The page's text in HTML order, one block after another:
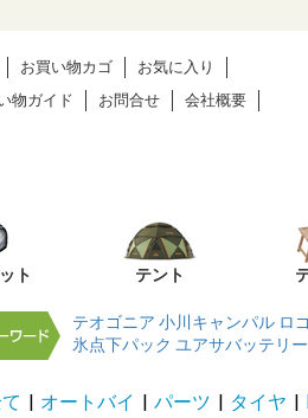
お買い物カゴ
お気に入り
物ガイド
お問合せ 会社概要
ト テント
テオゴニア 小川キャンパル ロ
氷点下パック ユアサバッテリー
オートバイ パーツ タイヤ